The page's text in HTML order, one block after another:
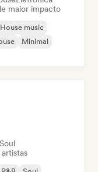
maior impacto
House music
Minimal
Soul